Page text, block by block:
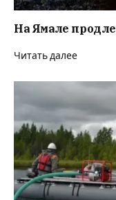
На Ямале
Читать далее